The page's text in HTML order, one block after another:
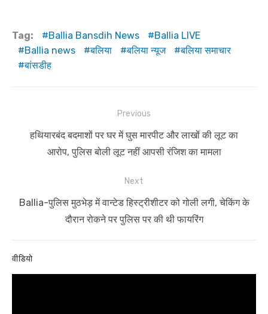
Tag: Ballia Bansdih News
Ballia LIVE
Ballia news
बलिया बलिया न्यूज
बलिया समाचार
बांसडीह
navigation
Previous
Previous
हथियारबंद बदमाशों पर घर में घुस मारपीट और लाखों की लूट का
आरोप, पुलिस बोली लूट नहीं आपसी रंजिश का मामला
Next
Next
Ballia-पुलिस मुठभेड़ में वान्टेड हिस्ट्रीशीटर को गोली लगी, चेकिंग के
दौरान रोकने पर पुलिस पर की थी फायरिंग
वीडियो